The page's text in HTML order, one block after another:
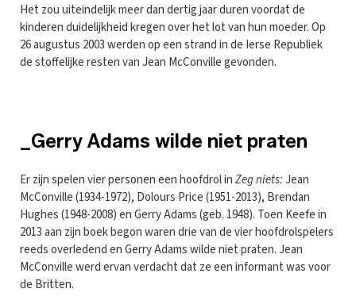
Het zou uiteindelijk meer dan dertig jaar duren voordat de
kinderen duidelijkheid kregen over het lot van hun moeder. Op
26 augustus 2003 werden op een strand in de Ierse Republiek
de stoffelijke resten van Jean McConville gevonden.
_Gerry Adams wilde niet praten
Er zijn spelen vier personen een hoofdrol inZeg niets:Jean
McConville (1934-1972), Dolours Price (1951-2013), Brendan
Hughes (1948-2008) en Gerry Adams (geb. 1948). Toen Keefe in
2013 aan zijn boek begon waren drie van de vier hoofdrolspelers
reeds overledend en Gerry Adams wilde niet praten. Jean
McConville werd ervan verdacht dat ze een informant was voor
de Britten.